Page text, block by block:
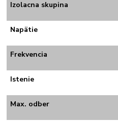
Izolacna skupina
Napätie
Frekvencia
Istenie
Max. odber